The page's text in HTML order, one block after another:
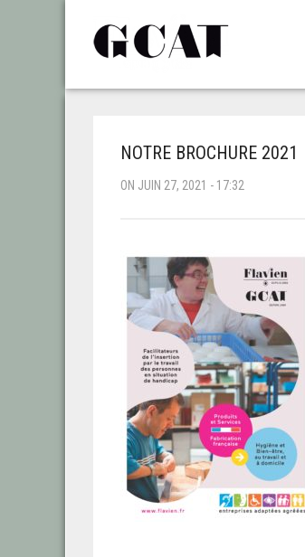
NOTRE BROCHURE 2021
ON JUIN 27, 2021 - 17:32